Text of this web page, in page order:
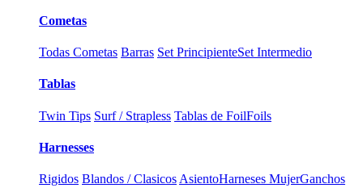
Cometas
Todas Cometas Barras Set PrincipienteSet Intermedio
Tablas
Twin Tips Surf / Strapless Tablas de FoilFoils
Harnesses
Rigidos Blandos / Clasicos AsientoHarneses MujerGanchos